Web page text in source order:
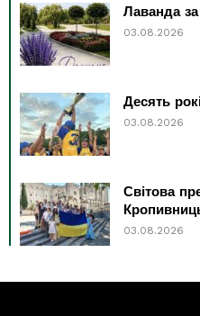
Лаванда
03.08.2026
Десять
03.08.2026
Світова
03.08.2026